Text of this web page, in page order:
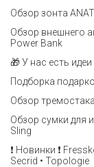
Обзор зонта
Обзор внешнего
Power Bank
🎁 У нас есть
Подборка
Обзор
Обзор сумки для
Sling
❗️ Новинки ❗️
Secrid • Topologie